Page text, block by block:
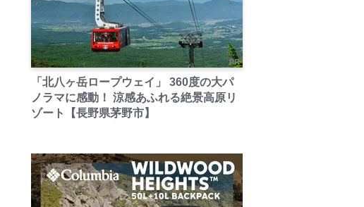
PR
「北八ヶ岳ロープウェイ」 360度の大パ
ノラマに感動！ 涼感あふれる絶景高原リ
ゾート【長野県茅野市】